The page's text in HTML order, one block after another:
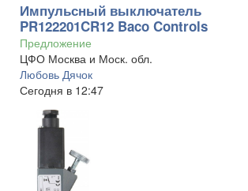
Импульсный выключатель
PR122201CR12 Baco Controls
Предложение
ЦФО Москва и Моск. обл.
Любовь Дячок
Сегодня в 12:47